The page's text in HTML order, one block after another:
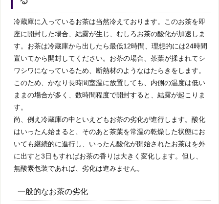
冷蔵庫に入っているお茶は当然冷えております。このお茶を即
座に開封した場合、結露が生じ、むしろお茶の酸化が加速しま
す。お茶は冷蔵庫から出したら最低12時間、理想的には24時間
置いてから開封してください。お茶の場合、茶葉が揉まれてシ
ワシワになっているため、断熱材のようなはたらきをします。
このため、かなり長時間室温に放置しても、内側の温度は低い
ままの場合が多く、数時間程度で開封すると、結露が起こりま
す。
尚、例え冷蔵庫の中といえどもお茶の劣化が進行します。酸化
はいったん始まると、そのあと茶葉を常温の乾燥した状態にお
いても継続的に進行し、いったん酸化が開始されたお茶はを外
に出すと3日もすればお茶の香りは大きく変化します。但し、
無酸素包装であれば、劣化は進みません。
一般的なお茶の劣化